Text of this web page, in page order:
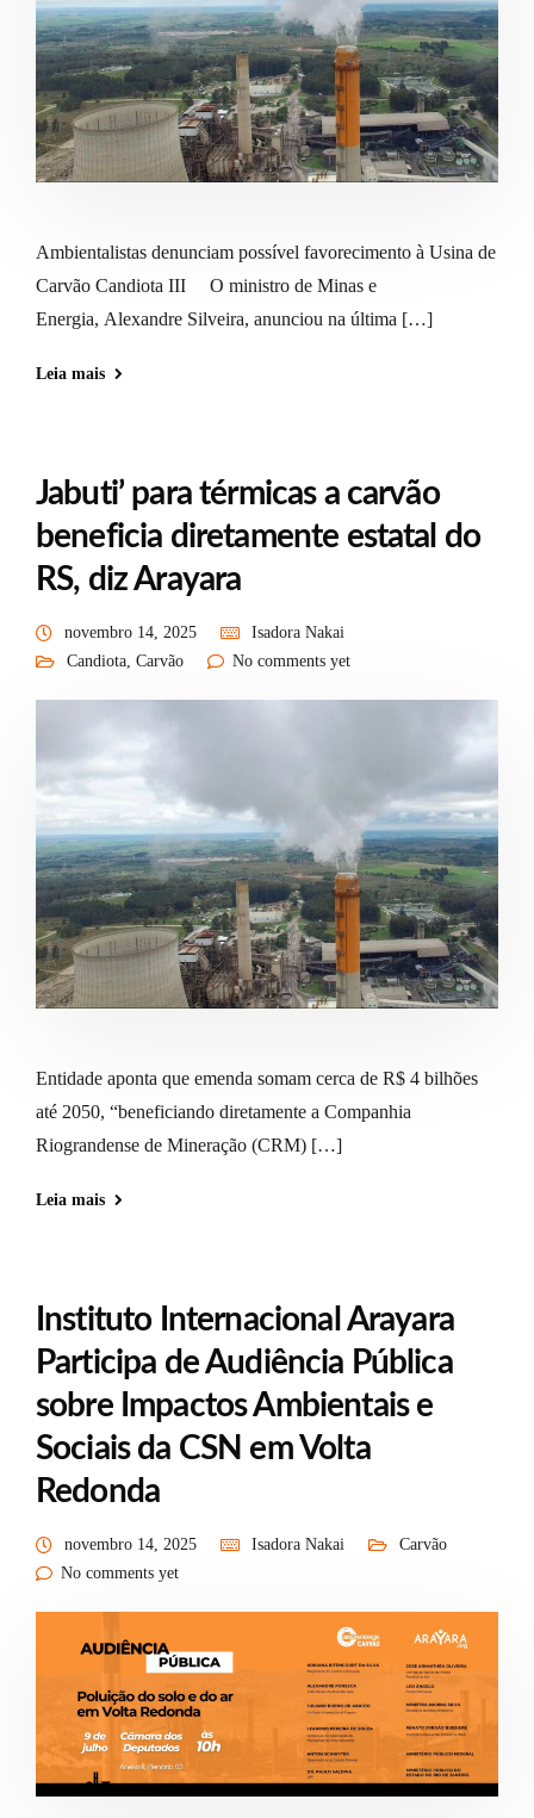
Ambientalistas denunciam possível favorecimento à Usina de
Carvão Candiota III O ministro de Minas e
Energia, Alexandre Silveira, anunciou na última […]
Leia mais
Jabuti’ para térmicas a carvão
beneficia diretamente estatal do
RS, diz Arayara
novembro 14, 2025
Isadora Nakai
Candiota Carvão No comments yet
Entidade aponta que emenda somam cerca de R$ 4 bilhões
até 2050, “beneficiando diretamente a Companhia
Riograndense de Mineração (CRM) […]
Leia mais
Instituto Internacional Arayara
Participa de Audiência Pública
sobre Impactos Ambientais e
Sociais da CSN em Volta
Redonda
novembro 14, 2025 Isadora Nakai
Carvão
No comments yet